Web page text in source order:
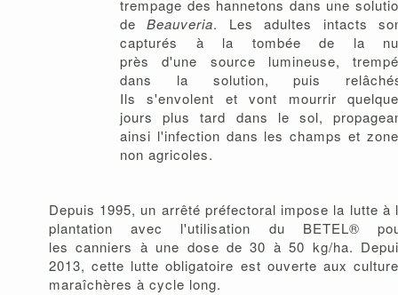
trempage des hannetons dans une
deBeauveria. Les adultes intacts
capturés à la tombée de la
près d'une source lumineuse,
dans la solution, puis
Ils s'envolent et vont mourrir
jours plus tard dans le sol,
ainsi l'infection dans les champs et
non agricoles.
Depuis 1995, un arrêté préfectoral impose la lutte à
plantation avec l'utilisation du BETEL®
les canniers à une dose de 30 à 50 kg/ha.
2013, cette lutte obligatoire est ouverte aux
maraîchères à cycle long.